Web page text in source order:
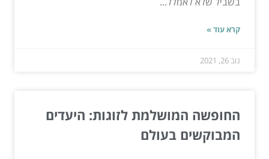
קרא עוד »
נוב 26, 2021
החופשה המושלמת לזוגות: היעדים
המבוקשים בעולם